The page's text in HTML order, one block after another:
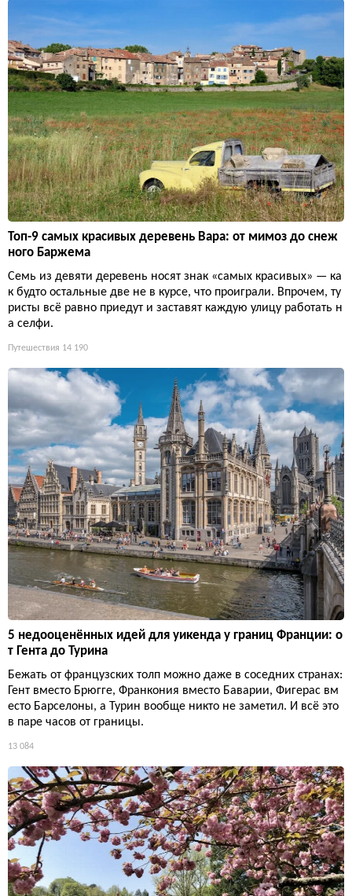
Топ-9 самых красивых деревень Вара: от мимоз до снеж
ного Баржема
Семь из девяти деревень носят знак «самых красивых» — ка
к будто остальные две не в курсе, что проиграли. Впрочем, ту
ристы всё равно приедут и заставят каждую улицу работать н
а селфи.
Путешествия 14 190
5 недооценённых идей для уикенда у границ Франции: о
т Гента до Турина
Бежать от французских толп можно даже в соседних странах:
Гент вместо Брюгге, Франкония вместо Баварии, Фигерас вм
есто Барселоны, а Турин вообще никто не заметил. И всё это
в паре часов от границы.
13 084